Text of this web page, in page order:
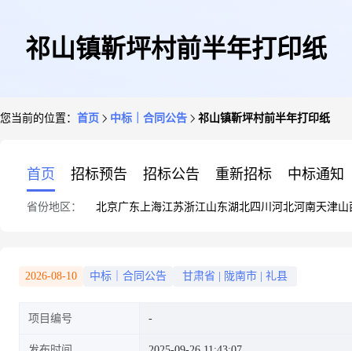
祁山镇靳坪村前半年打印纸
您当前的位置： 首页 中标｜合同公告 祁山镇靳坪村前半年打印纸
首页 招标预告 招标公告 重新招标 中标通知
省份地区： 北京广东 上海江苏浙江山东湖北四川 河北河南天津山
2026-08-10 中标｜合同公告 甘肃省 陇南市 礼县
项目编号